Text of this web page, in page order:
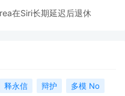
在Siri长期延迟后退休
释永信 辩护
多模 No